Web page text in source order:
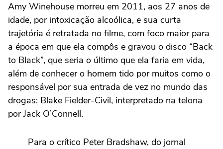
Amy Winehouse morreu em 2011, aos 27 anos de
idade, por intoxicação alcoólica, e sua curta
trajetória é retratada no filme, com foco maior para
a época em que ela compôs e gravou o disco “Back
to Black”, que seria o último que ela faria em vida,
além de conhecer o homem tido por muitos como o
responsável por sua entrada de vez no mundo das
drogas: Blake Fielder-Civil, interpretado na telona
por Jack O’Connell.
Para o crítico Peter Bradshaw, do jornal